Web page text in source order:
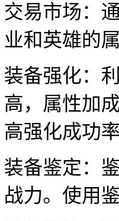
交易市场：
业和英雄的
装备强化：
高，属性加
高强化成功率
装备鉴定：
战力。使用